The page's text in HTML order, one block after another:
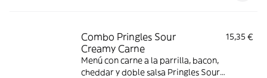
Combo Pringles Sour
Creamy Carne
15,35 €
Menú con carne a la parrilla, bacon,
cheddar y doble salsa Pringles Sour